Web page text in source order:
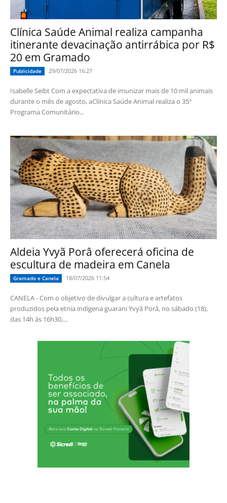
Clínica Saúde Animal realiza campanha
itinerante devacinação antirrábica por R$
20 em Gramado
Publicidade 29/07/2026 16:27
Isabelle Seibt Com a expectativa de imunizar mais de 10 mil animais
durante o mês de agosto, aClínica Saúde Animal realiza o 35º
Programa Comunitário...
Aldeia Yvyã Porâ oferecerá oficina de
escultura de madeira em Canela
Gramado e Canela 18/07/2026 11:54
CANELA - Com o objetivo de divulgar a cultura e artefatos
produzidos pela etnia indígena guarani Yvyã Porâ, no sábado (18),
das 14h às 16h30,...